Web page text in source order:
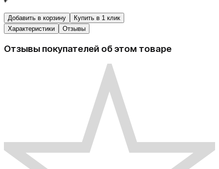
Добавить в корзину
Купить в 1 клик
Характеристики
Отзывы
Отзывы покупателей об этом товаре